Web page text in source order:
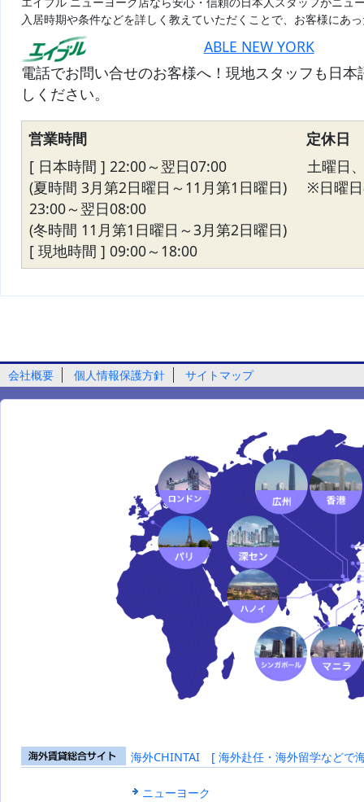
入居時期や条件などを詳しく教えていただくことで、お客様にあ
ABLE NEW YORK
電話でお問い合せのお客様へ！現地スタッフも日
しください。
営業時間
定休日
[ 日本時間 ] 22:00～翌日07:00
(夏時間 3月第2日曜日～11月第1日曜日)
23:00～翌日08:00
(冬時間 11月第1日曜日～3月第2日曜日)
[ 現地時間 ] 09:00～18:00
土曜日
※日曜
会社概要 個人情報保護方針 サイトマップ
海外賃貸総合
海外CHINTAI [ 海外赴任・海外留学などで
ニューヨーク